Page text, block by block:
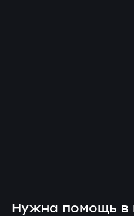
Нужна помощь в